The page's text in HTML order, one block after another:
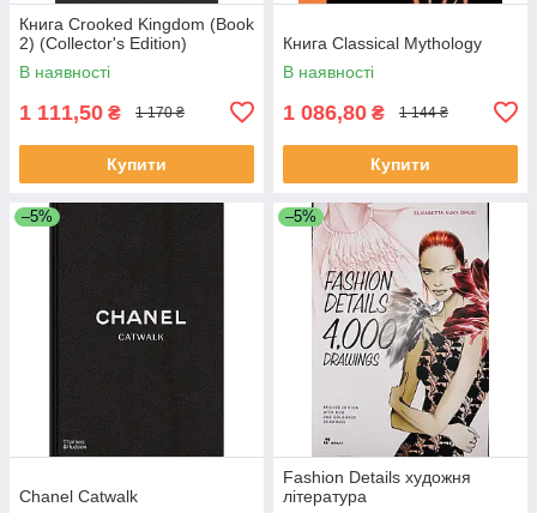
Книга Crooked Kingdom (Book
2) (Collector's Edition)
В наявності
1 111,50 ₴ 1 170 ₴
Купити
Книга Classical Mythology
В наявності
1 086,80 ₴ 1 144 ₴
Купити
–5%
Chanel Catwalk
–5%
Fashion Details художня
література